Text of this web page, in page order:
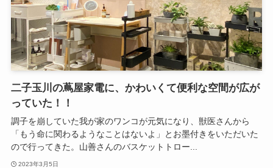
二子玉川の蔦屋家電に、かわいくて便利な空間が広が
っていた！！
調子を崩していた我が家のワンコが元気になり、獣医さんから
「もう命に関わるようなことはないよ」とお墨付きをいただいた
ので行ってきた。山善さんのバスケットトロー...
2023年3月5日